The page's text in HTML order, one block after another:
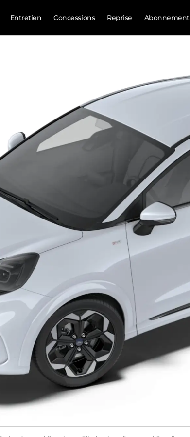
Entretien Concessions Reprise Abonnement